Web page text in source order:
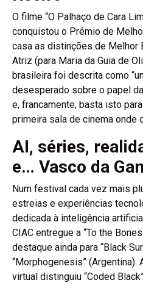
O filme “O Palhaço de Cara
conquistou o Prémio de
casa as distinções de Melhor
Atriz (para Maria da Guia de
brasileira foi descrita como
desesperado sobre o papel
e, francamente, basta isto
primeira sala de cinema onde
AI, séries,
e… Vasco da
Num festival cada vez mais
estreias e experiências
dedicada à inteligência
CIAC entregue a “To the
destaque ainda para “Black
“Morphogenesis” (Argentina).
virtual distinguiu “Coded